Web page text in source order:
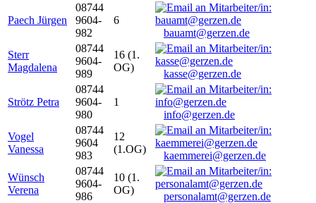
Paech Jürgen
08744
9604-
982
6
bauamt@gerzen.de
Sterr
Magdalena
08744
9604-
989
16 (1.
OG)
kasse@gerzen.de
Strötz Petra
08744
9604-
980
1
info@gerzen.de
Vogel
Vanessa
08744
9604
983
12
(1.OG)
kaemmerei@gerzen.de
Wünsch
Verena
08744
9604-
986
10 (1.
OG)
personalamt@gerzen.de